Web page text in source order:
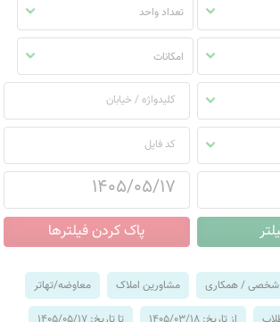
تعداد واحد
امکانات
شخصی / همکاری مشاورین املاک معاوضه/تهاتر